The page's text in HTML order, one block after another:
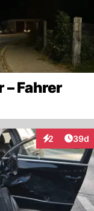
Fahrer
2
Interaktionen
39d